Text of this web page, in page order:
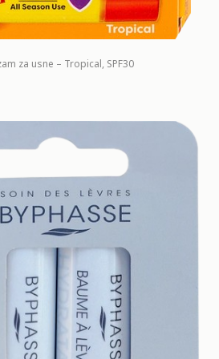
za usne – Tropical, SPF30